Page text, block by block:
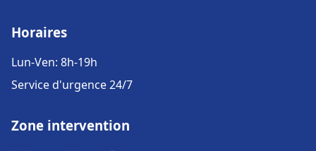
Horaires
Lun-Ven: 8h-19h
Service d'urgence 24/7
Zone intervention